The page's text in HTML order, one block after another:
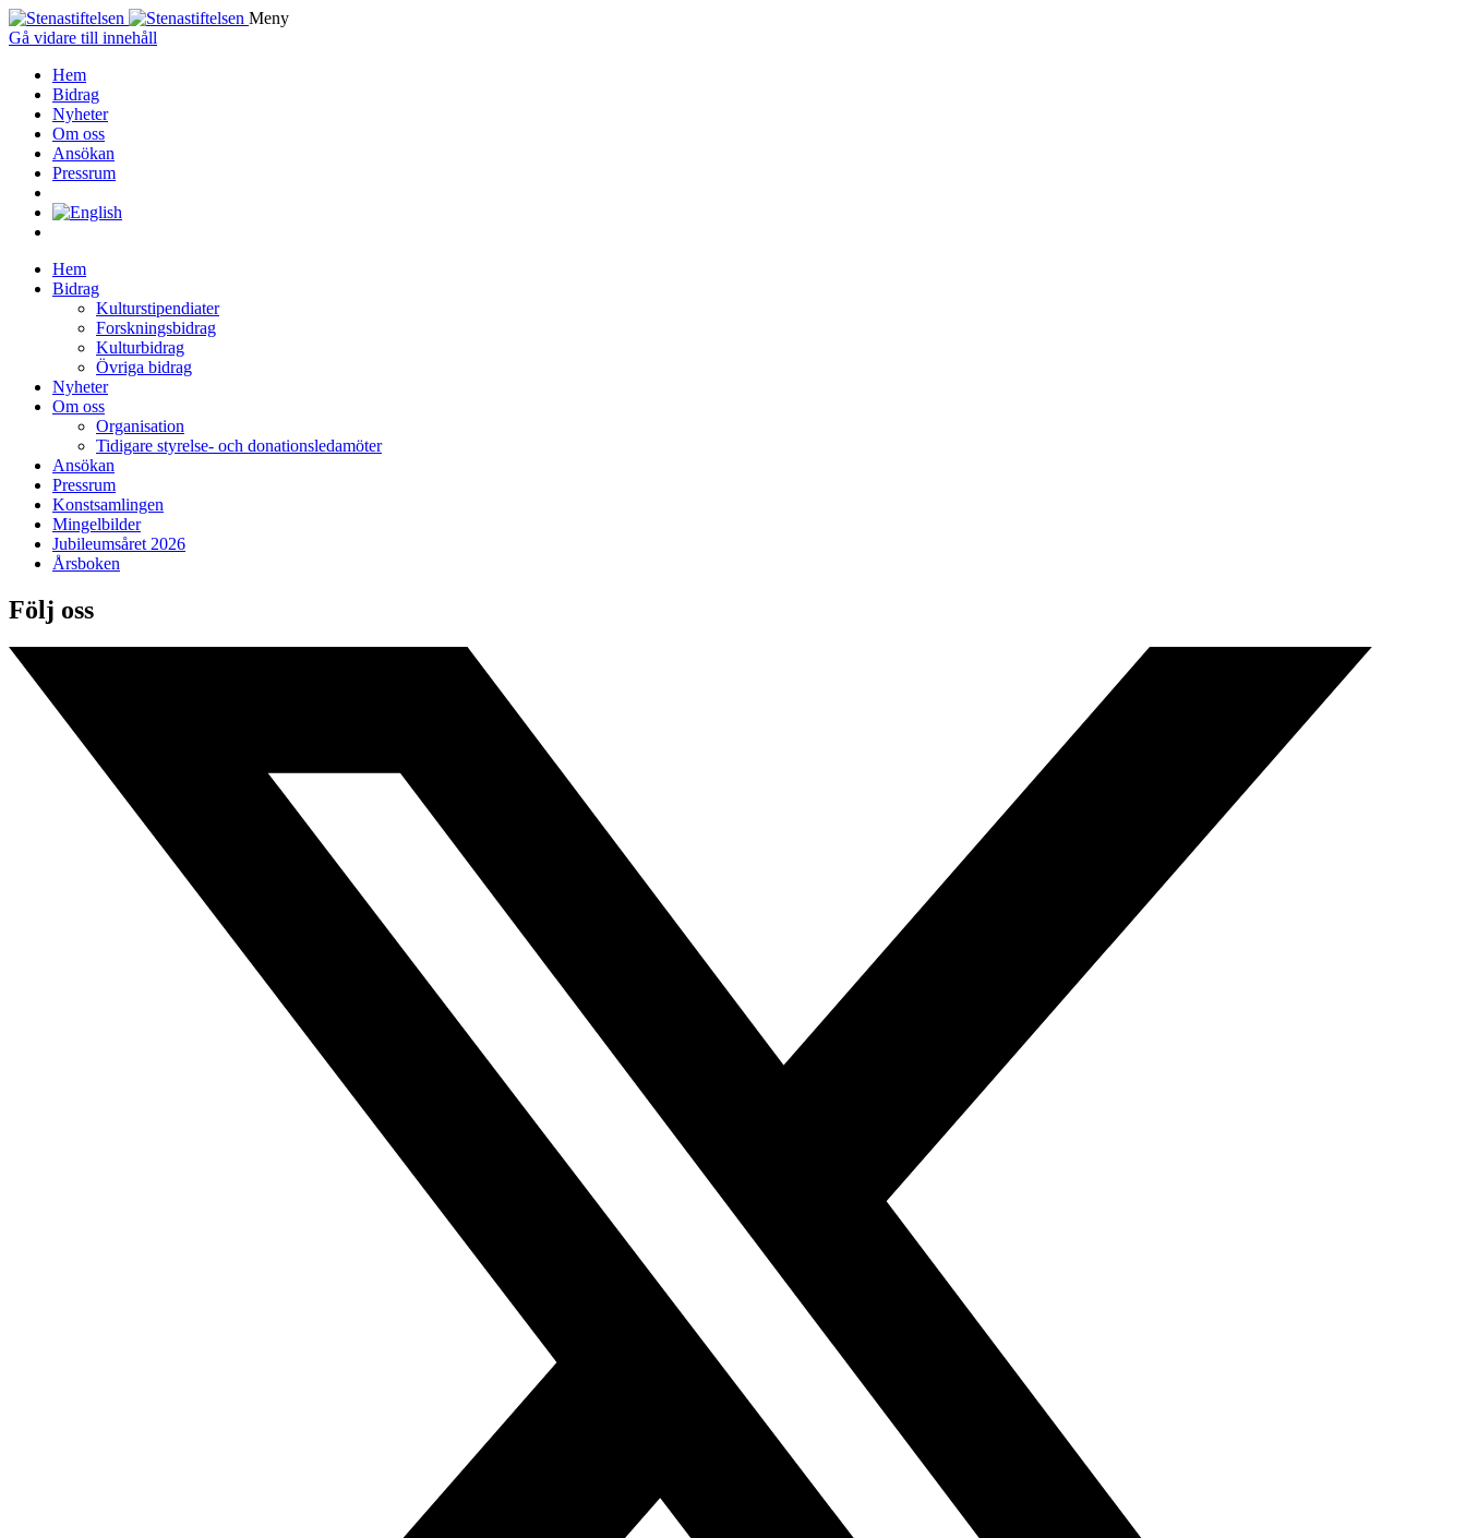
Meny
Gå vidare till innehåll
Hem
Bidrag
Nyheter
Om oss
Ansökan
Pressrum
Hem
Bidrag
Kulturstipendiater
Forskningsbidrag
Kulturbidrag
Övriga bidrag
Nyheter
Om oss
Organisation
Tidigare styrelse- och donationsledamöter
Ansökan
Pressrum
Konstsamlingen
Mingelbilder
Jubileumsåret 2026
Årsboken
Följ oss